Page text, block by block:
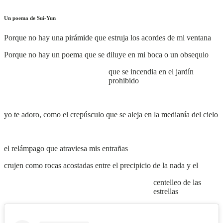
Un poema de Sui-Yun
Porque no hay una pirámide que estruja los acordes de mi ventana
Porque no hay un poema que se diluye en mi boca o un obsequio
que se incendia en el jardín
prohibido
yo te adoro, como el crepúsculo que se aleja en la medianía del cielo
el relámpago que atraviesa mis entrañas
crujen como rocas acostadas entre el precipicio de la nada y el
centelleo de las
estrellas